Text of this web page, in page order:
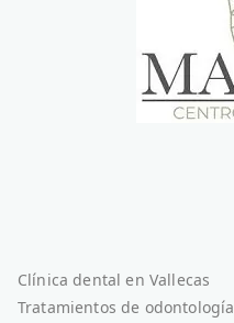
Clínica dental en Vallecas
Tratamientos de odontología